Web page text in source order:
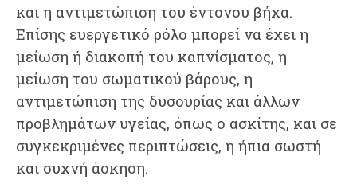
και η αντιμετώπιση του έντονου βήχα.
Επίσης ευεργετικό ρόλο μπορεί να έχει η
μείωση ή διακοπή του καπνίσματος, η
μείωση του σωματικού βάρους, η
αντιμετώπιση της δυσουρίας και άλλων
προβλημάτων υγείας, όπως ο ασκίτης, και σε
συγκεκριμένες περιπτώσεις, η ήπια σωστή
και συχνή άσκηση.